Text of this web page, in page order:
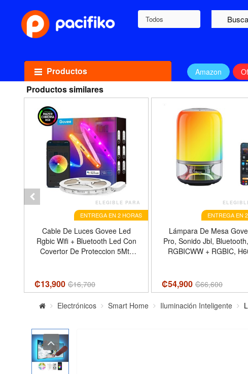
Todos
Productos Amazon
Productos similares
ELEGIBLE PARA
ENTREGA EN 2 HORAS
Cable De Luces Govee Led
Rgbic Wifi + Bluetooth Led Con
Covertor De Proteccion 5Mts
₡13,900 ₡16,700
ENTREGA EN
Lámpara De Mesa
Pro, Sonido Jbl,
RGBICWW + RGBIC,
₡54,900 ₡66,600
Electrónicos Smart Home Iluminación Inteligente